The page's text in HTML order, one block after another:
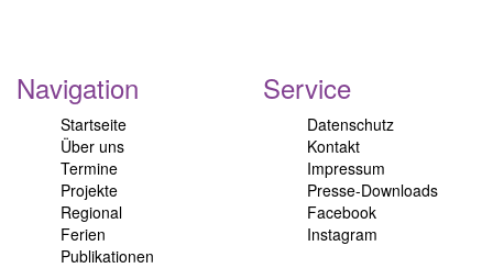
Navigation
Startseite
Über uns
Termine
Projekte
Regional
Ferien
Publikationen
Service
Datenschutz
Kontakt
Impressum
Presse-Downloads
Facebook
Instagram